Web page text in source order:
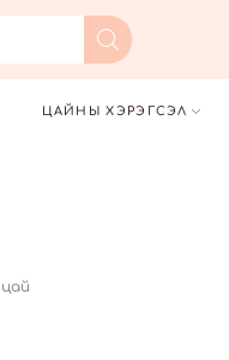
ЦАЙНЫ ХЭРЭГСЭЛ